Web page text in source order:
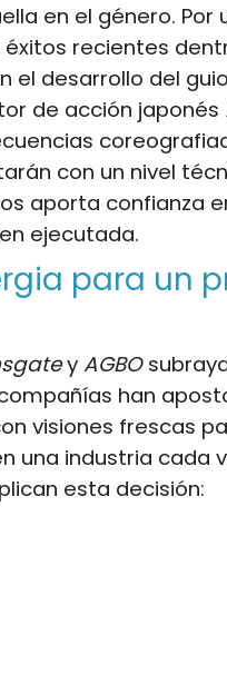
en el género. Por
recientes
desarrollo del
de acción japonés
con un nivel
aporta confianza
ejecutada.
para un
y AGBO
han
visiones frescas
una industria cada
esta decisión: